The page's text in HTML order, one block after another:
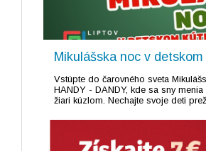
Mikulášska noc v
Vstúpte do čarovného sveta
HANDY - DANDY, kde sa sny
žiari kúzlom. Nechajte svoje deti